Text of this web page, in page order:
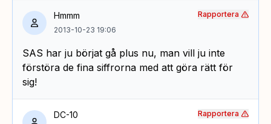
Hmmm
2013-10-23 19:06
SAS har ju börjat gå plus nu, man vill ju inte
förstöra de fina siffrorna med att göra rätt för
sig!
Rapportera
DC-10 Rapportera